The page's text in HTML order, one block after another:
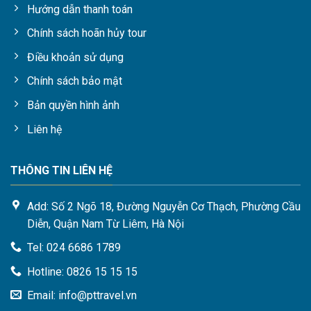
lễ hội hoa nổi tiếng tại Hàn Quốc vào mùa xuân có thể kể đến
như: Lễ hội hoa Gurye Sansuyu, Lễ hội Jinhae Gunhangje,
xuân Yeouido và Lễ hội hoa cải vàng Jeju.
Du lịch Hàn Quốc mùa hè
Mùa hè của Hàn Quốc bắt đầu từ tháng 6 và kéo dài đến hết
Hướng dẫn thanh toán
Chính sách hoãn hủy tour
Điều khoản sử dụng
Chính sách bảo mật
Bản quyền hình ảnh
Liên hệ
THÔNG TIN LIÊN HỆ
Add: Số 2 Ngõ 18, Đường Nguyễn Cơ Thạch, Phường Cầu
Diễn, Quận Nam Từ Liêm, Hà Nội
Tel: 024 6686 1789
Hotline: 0826 15 15 15
Email: info@pttravel.vn